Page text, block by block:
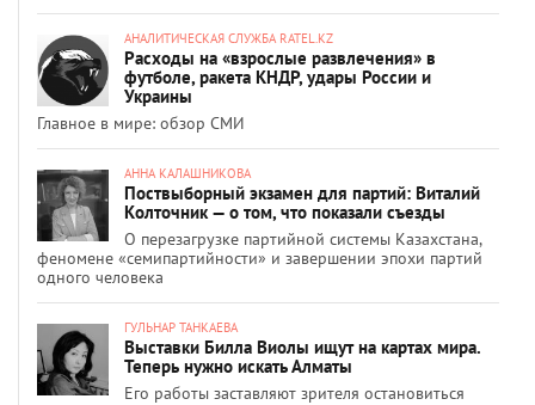
АНАЛИТИЧЕСКАЯ СЛУЖБА RATEL.KZ
Расходы на «взрослые развлечения» в
футболе, ракета КНДР, удары России и
Украины
Главное в мире: обзор СМИ
АННА КАЛАШНИКОВА
Поствыборный экзамен для партий: Виталий
Колточник — о том, что показали съезды
О перезагрузке партийной системы Казахстана,
феномене «семипартийности» и завершении эпохи партий
одного человека
ГУЛЬНАР ТАНКАЕВА
Выставки Билла Виолы ищут на картах мира.
Теперь нужно искать Алматы
Его работы заставляют зрителя остановиться